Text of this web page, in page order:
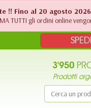
!! Fino al 20 agosto
MA TUTTI gli ordini online
3'950
Prodotti